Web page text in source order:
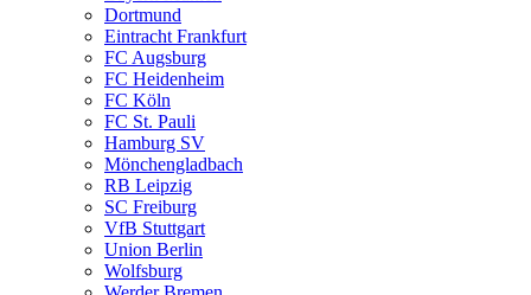
Dortmund
Eintracht Frankfurt
FC Augsburg
FC Heidenheim
FC Köln
FC St. Pauli
Hamburg SV
Mönchengladbach
RB Leipzig
SC Freiburg
VfB Stuttgart
Union Berlin
Wolfsburg